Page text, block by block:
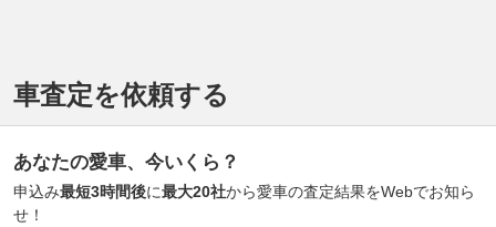
車査定を依頼する
あなたの愛車、今いくら？
申込み最短3時間後に最大20社から愛車の査定結果をWebでお知ら
せ！